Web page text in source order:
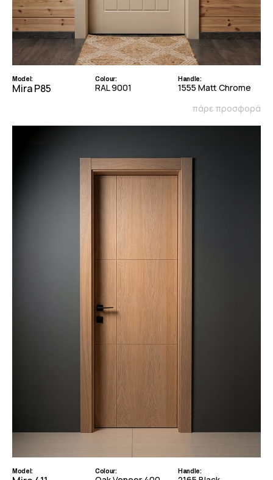
Model:
Mira P85
Colour:
RAL 9001
Handle:
1555 Matt Chrome
πάρε προσφορά
Model: Colour: Handle: